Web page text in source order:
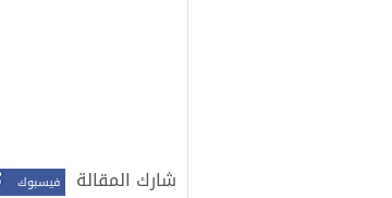
شارك المقالة فيسبوك